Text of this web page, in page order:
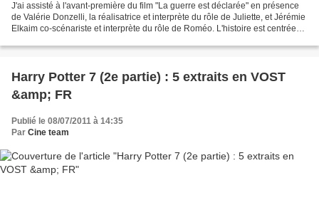
J'ai assisté à l'avant-première du film "La guerre est déclarée" en présence
de Valérie Donzelli, la réalisatrice et interprète du rôle de Juliette, et Jérémie
Elkaim co-scénariste et interprète du rôle de Roméo. L'histoire est centrée
Harry Potter 7 (2e partie) : 5 extraits en VOST
&amp; FR
Publié le 08/07/2011 à 14:35
Par Cine team